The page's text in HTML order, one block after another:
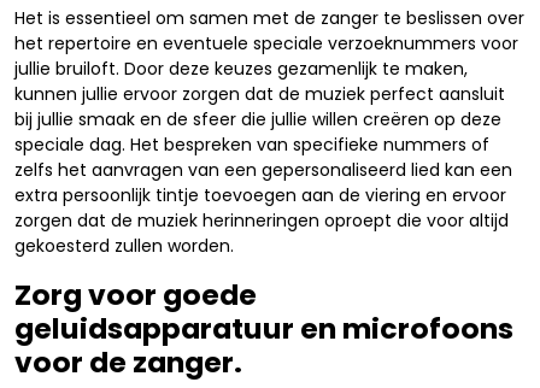
Het is essentieel om samen met de zanger te beslissen over
het repertoire en eventuele speciale verzoeknummers voor
jullie bruiloft. Door deze keuzes gezamenlijk te maken,
kunnen jullie ervoor zorgen dat de muziek perfect aansluit
bij jullie smaak en de sfeer die jullie willen creëren op deze
speciale dag. Het bespreken van specifieke nummers of
zelfs het aanvragen van een gepersonaliseerd lied kan een
extra persoonlijk tintje toevoegen aan de viering en ervoor
zorgen dat de muziek herinneringen oproept die voor altijd
gekoesterd zullen worden.
Zorg voor goede
geluidsapparatuur en microfoons
voor de zanger.